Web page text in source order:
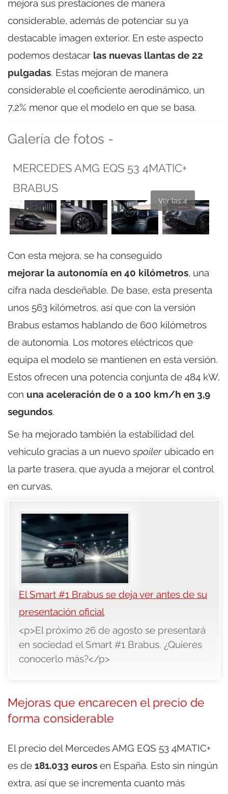
mejora sus prestaciones de manera
considerable, además de potenciar su ya
destacable imagen exterior. En este aspecto
podemos destacar las nuevas llantas de 22
pulgadas. Estas mejoran de manera
considerable el coeficiente aerodinámico, un
7,2% menor que el modelo en que se basa.
Galería de fotos -
MERCEDES AMG EQS 53 4MATIC+
BRABUS
Ver las 4
Con esta mejora, se ha conseguido
mejorar la autonomía en 40 kilómetros, una
cifra nada desdeñable. De base, esta presenta
unos 563 kilómetros, así que con la versión
Brabus estamos hablando de 600 kilómetros
de autonomía. Los motores eléctricos que
equipa el modelo se mantienen en esta versión.
Estos ofrecen una potencia conjunta de 484 kW,
con una aceleración de 0 a 100 km/h en 3,9
segundos.
Se ha mejorado también la estabilidad del
vehiculo gracias a un nuevospoiler ubicado en
la parte trasera, que ayuda a mejorar el control
en curvas.
El Smart #1 Brabus se deja ver antes de su
presentación oficial
<p>El próximo 26 de agosto se presentará
en sociedad el Smart #1 Brabus. ¿Quieres
conocerlo más?</p>
Mejoras que encarecen el precio de
forma considerable
El precio del Mercedes AMG EQS 53 4MATIC+
es de 181.033 euros en España. Esto sin ningún
extra, así que se incrementa cuanto más